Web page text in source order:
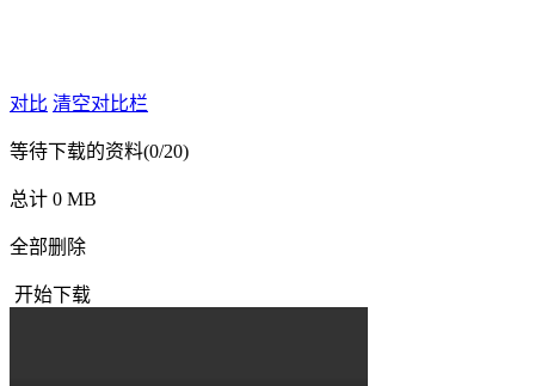
对比 清空对比栏
等待下载的资料(0/20)
总计 0 MB
全部删除
开始下载